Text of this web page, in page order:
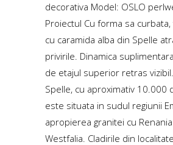
decorativa Model: OSLO
Proiectul Cu forma sa curbata,
cu caramida alba din Spelle
privirile. Dinamica
de etajul superior retras
Spelle, cu aproximativ 10.000
este situata in sudul regiunii
apropierea granitei cu
Westfalia. Cladirile din